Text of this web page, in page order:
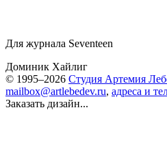
Для журнала Seventeen
Доминик Хайлиг
© 1995–2026 Студия Артемия
mailbox@artlebedev.ru, адреса и
Заказать дизайн...